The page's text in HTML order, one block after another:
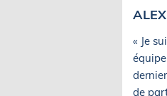
« Je
de